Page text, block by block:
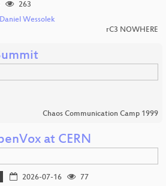
263
Daniel Wessolek
rC3 NOWHERE
Chaos Communication Camp 1999
at CERN
2026-07-16
77